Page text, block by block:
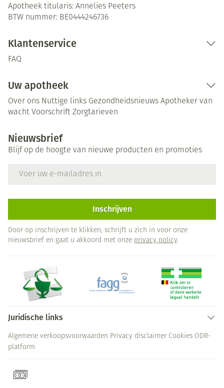
Apotheek titularis: Annelies Peeters
BTW nummer: BE0444246736
Klantenservice
FAQ
Uw apotheek
Over ons Nuttige links Gezondheidsnieuws Apotheker van
wacht Voorschrift Zorgtarieven
Nieuwsbrief
Blijf op de hoogte van nieuwe producten en promoties
Inschrijven
Door op inschrijven te klikken, schrijft u zich in voor onze
nieuwsbrief en gaat u akkoord met onze privacy policy.
Juridische links
Algemene verkoopsvoorwaarden Privacy disclaimer Cookies ODR-
platform